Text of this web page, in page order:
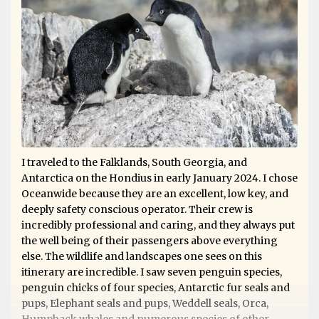
I traveled to the Falklands, South Georgia, and
Antarctica on the Hondius in early January 2024. I chose
Oceanwide because they are an excellent, low key, and
deeply safety conscious operator. Their crew is
incredibly professional and caring, and they always put
the well being of their passengers above everything
else. The wildlife and landscapes one sees on this
itinerary are incredible. I saw seven penguin species,
penguin chicks of four species, Antarctic fur seals and
pups, Elephant seals and pups, Weddell seals, Orca,